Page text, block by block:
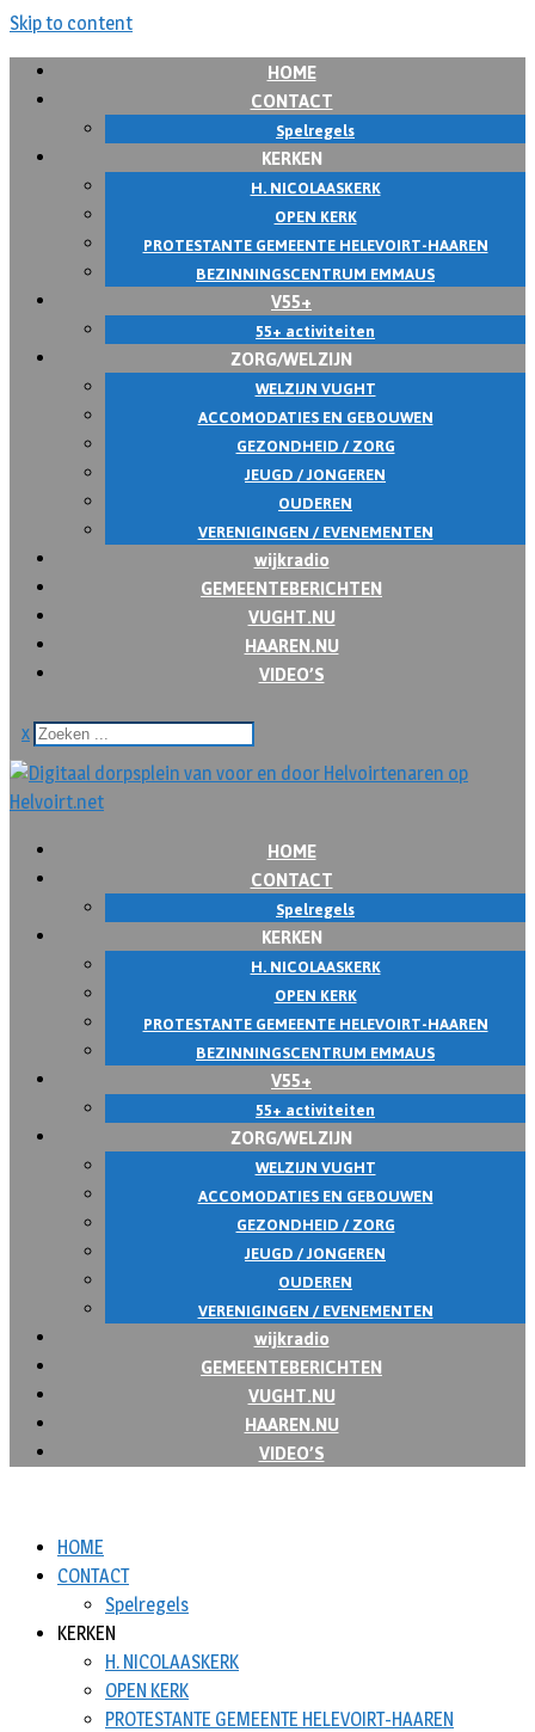
Skip to content
HOME
CONTACT
Spelregels
KERKEN
H. NICOLAASKERK
OPEN KERK
PROTESTANTE GEMEENTE HELEVOIRT-HAAREN
BEZINNINGSCENTRUM EMMAUS
V55+
55+ activiteiten
ZORG/WELZIJN
WELZIJN VUGHT
ACCOMODATIES EN GEBOUWEN
GEZONDHEID / ZORG
JEUGD / JONGEREN
OUDEREN
VERENIGINGEN / EVENEMENTEN
wijkradio
GEMEENTEBERICHTEN
VUGHT.NU
HAAREN.NU
VIDEO’S
x
HOME
CONTACT
Spelregels
KERKEN
H. NICOLAASKERK
OPEN KERK
PROTESTANTE GEMEENTE HELEVOIRT-HAAREN
BEZINNINGSCENTRUM EMMAUS
V55+
55+ activiteiten
ZORG/WELZIJN
WELZIJN VUGHT
ACCOMODATIES EN GEBOUWEN
GEZONDHEID / ZORG
JEUGD / JONGEREN
OUDEREN
VERENIGINGEN / EVENEMENTEN
wijkradio
GEMEENTEBERICHTEN
VUGHT.NU
HAAREN.NU
VIDEO’S
HOME
CONTACT
Spelregels
KERKEN
H. NICOLAASKERK
OPEN KERK
PROTESTANTE GEMEENTE HELEVOIRT-HAAREN